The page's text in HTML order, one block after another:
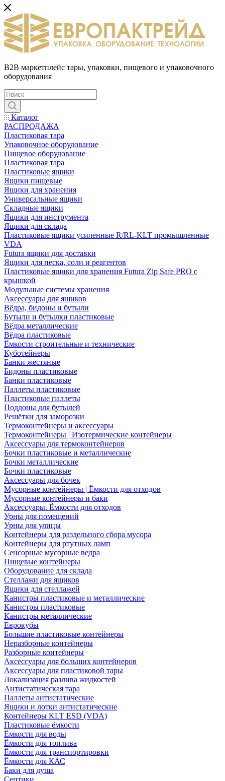
B2B маркетплейс тары, упаковки, пищевого и упаковочного
оборудования
Каталог
РАСПРОДАЖА
Пластиковая тара
Упаковочное оборудование
Пищевое оборудование
Пластиковая тара
Пластиковые ящики
Ящики пищевые
Ящики для хранения
Универсальные ящики
Складные ящики
Ящики для инструмента
Ящики для склада
Пластиковые ящики усиленные R/RL-KLT промышленные
VDA
Futura ящики для доставки
Ящики для песка, соли и реагентов
Пластиковые ящики для хранения Futura Zip Safe PRO с
крышкой
Модульные системы хранения
Аксессуары для ящиков
Вёдра, бидоны и бутыли
Бутыли и бутылки пластиковые
Вёдра металлические
Вёдра пластиковые
Ёмкости строительные и технические
Куботейнеры
Банки жестяные
Бидоны пластиковые
Банки пластиковые
Паллеты пластиковые
Пластиковые паллеты
Поддоны для бутылей
Решётки для заморозки
Термоконтейнеры и аксессуары
Термоконтейнеры | Изотермические контейнеры
Аксессуары для термоконтейнеров
Бочки пластиковые и металлические
Бочки металлические
Бочки пластиковые
Аксессуары для бочек
Мусорные контейнеры | Ёмкости для отходов
Мусорные контейнеры и баки
Аксессуары. Ёмкости для отходов
Урны для помещений
Урны для улицы
Контейнеры для раздельного сбора мусора
Контейнеры для ртутных ламп
Сенсорные мусорные ведра
Пищевые контейнеры
Оборудование для склада
Стеллажи для ящиков
Ящики для стеллажей
Канистры пластиковые и металлические
Канистры пластиковые
Канистры металлические
Еврокубы
Большие пластиковые контейнеры
Неразборные контейнеры
Разборные контейнеры
Аксессуары для больших контейнеров
Аксессуары для пластиковой тары
Локализация разлива жидкостей
Антистатическая тара
Паллеты антистатические
Ящики и лотки антистатические
Контейнеры KLT ESD (VDA)
Пластиковые ёмкости
Ёмкости для воды
Ёмкости для топлива
Ёмкости для транспортировки
Ёмкости для КАС
Баки для душа
Септики